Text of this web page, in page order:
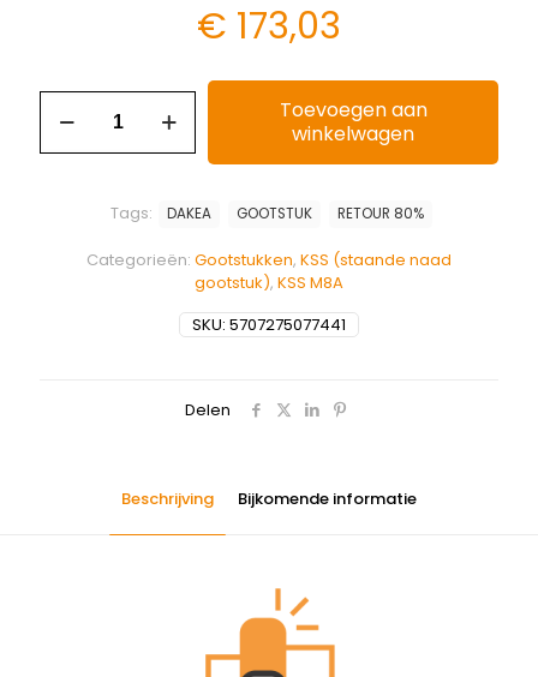
€ 173,03
Toevoegen aan
winkelwagen
SKU: 5707275077441
Categorieën: Gootstukken, KSS (staande naad
gootstuk), KSS M8A
Tags: DAKEA GOOTSTUK RETOUR 80%
Delen
Beschrijving Bijkomende informatie